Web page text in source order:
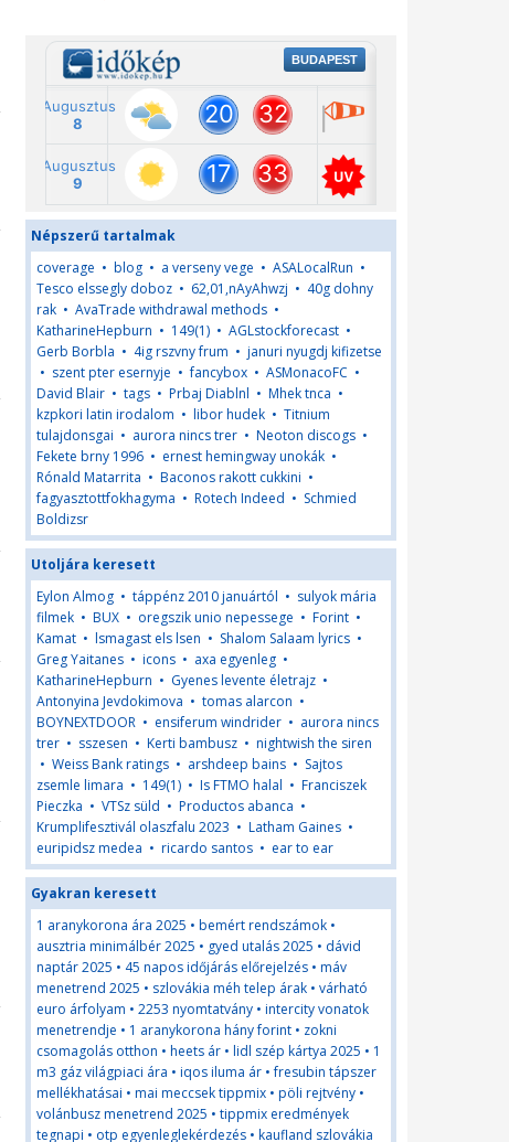
Népszerű tartalmak
coverage • blog • a verseny vege • ASALocalRun •
Tesco elssegly doboz • 62,01,nAyAhwzj • 40g dohny
rak • AvaTrade withdrawal methods •
KatharineHepburn • 149(1) • AGLstockforecast •
Gerb Borbla • 4ig rszvny frum • januri nyugdj kifizetse
• szent pter esernyje •fancybox • ASMonacoFC •
David Blair • tags • Prbaj Diablnl • Mhek tnca •
kzpkori latin irodalom • libor hudek • Titnium
tulajdonsgai • aurora nincs trer • Neoton discogs •
Fekete brny 1996 • ernest hemingway unokák •
Rónald Matarrita • Baconos rakott cukkini •
fagyasztottfokhagyma • Rotech Indeed • Schmied
Boldizsr
Utoljára keresett
Eylon Almog • táppénz 2010 januártól • sulyok mária
filmek • BUX • oregszik unio nepessege • Forint •
Kamat • lsmagast els lsen • Shalom Salaam lyrics •
Greg Yaitanes • icons • axa egyenleg •
KatharineHepburn • Gyenes levente életrajz •
Antonyina Jevdokimova • tomas alarcon •
BOYNEXTDOOR • ensiferum windrider • aurora nincs
trer • sszesen • Kerti bambusz • nightwish the siren
• Weiss Bank ratings • arshdeep bains • Sajtos
zsemle limara • 149(1) • Is FTMO halal • Franciszek
Pieczka • VTSz süld • Productos abanca •
Krumplifesztivál olaszfalu 2023 • Latham Gaines •
euripidsz medea • ricardo santos • ear to ear
Gyakran keresett
1 aranykorona ára 2025 • bemért rendszámok •
ausztria minimálbér 2025 • gyed utalás 2025 • dávid
naptár 2025 • 45 napos időjárás előrejelzés • máv
menetrend 2025 • szlovákia méh telep árak • várható
euro árfolyam • 2253 nyomtatvány • intercity vonatok
menetrendje • 1 aranykorona hány forint • zokni
csomagolás otthon • heets ár • lidl szép kártya 2025 • 1
m3 gáz világpiaci ára • iqos iluma ár •fresubin tápszer
mellékhatásai • mai meccsek tippmix • pöli rejtvény •
volánbusz menetrend 2025 • tippmix eredmények
tegnapi • otp egyenleglekérdezés • kaufland szlovákia